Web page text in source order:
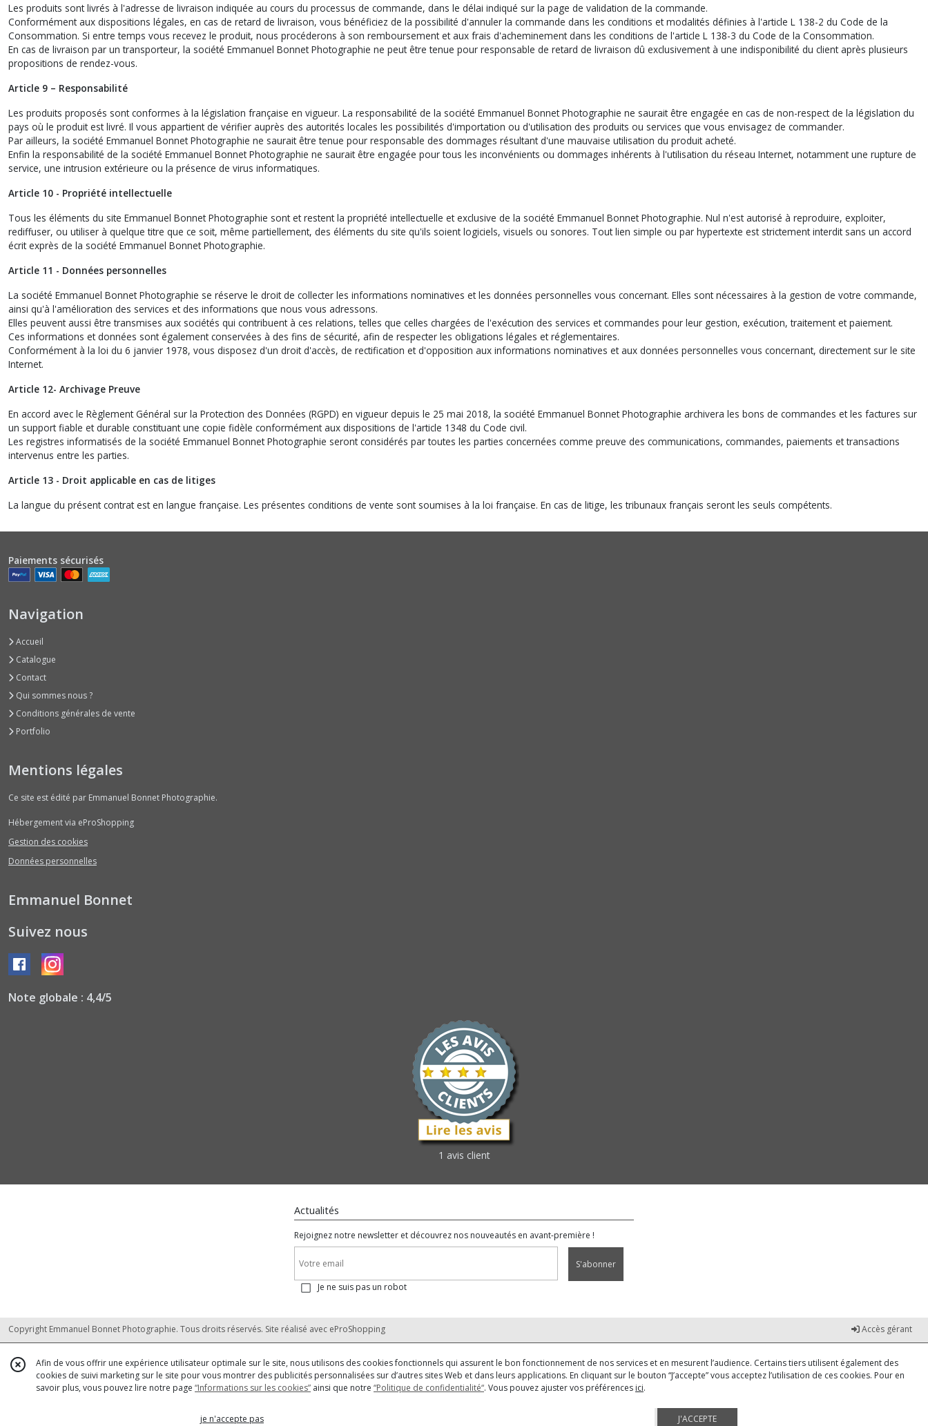
Les produits sont livrés à l'adresse de livraison indiquée au cours du processus de commande, dans le délai indiqué sur la page de validation de la commande.
Conformément aux dispositions légales, en cas de retard de livraison, vous bénéficiez de la possibilité d'annuler la commande dans les conditions et modalités définies à l'article L 138-2 du Code de la
Consommation. Si entre temps vous recevez le produit, nous procéderons à son remboursement et aux frais d'acheminement dans les conditions de l'article L 138-3 du Code de la Consommation.
En cas de livraison par un transporteur, la société Emmanuel Bonnet Photographie ne peut être tenue pour responsable de retard de livraison dû exclusivement à une indisponibilité du client après plusieurs
propositions de rendez-vous.
Article 9 – Responsabilité
Les produits proposés sont conformes à la législation française en vigueur. La responsabilité de la société Emmanuel Bonnet Photographie ne saurait être engagée en cas de non-respect de la législation du
pays où le produit est livré. Il vous appartient de vérifier auprès des autorités locales les possibilités d'importation ou d'utilisation des produits ou services que vous envisagez de commander.
Par ailleurs, la société Emmanuel Bonnet Photographie ne saurait être tenue pour responsable des dommages résultant d'une mauvaise utilisation du produit acheté.
Enfin la responsabilité de la société Emmanuel Bonnet Photographie ne saurait être engagée pour tous les inconvénients ou dommages inhérents à l'utilisation du réseau Internet, notamment une rupture de
service, une intrusion extérieure ou la présence de virus informatiques.
Article 10 - Propriété intellectuelle
Tous les éléments du site Emmanuel Bonnet Photographie sont et restent la propriété intellectuelle et exclusive de la société Emmanuel Bonnet Photographie. Nul n'est autorisé à reproduire, exploiter,
rediffuser, ou utiliser à quelque titre que ce soit, même partiellement, des éléments du site qu'ils soient logiciels, visuels ou sonores. Tout lien simple ou par hypertexte est strictement interdit sans un accord
écrit exprès de la société Emmanuel Bonnet Photographie.
Article 11 - Données personnelles
La société Emmanuel Bonnet Photographie se réserve le droit de collecter les informations nominatives et les données personnelles vous concernant. Elles sont nécessaires à la gestion de votre commande,
ainsi qu'à l'amélioration des services et des informations que nous vous adressons.
Elles peuvent aussi être transmises aux sociétés qui contribuent à ces relations, telles que celles chargées de l'exécution des services et commandes pour leur gestion, exécution, traitement et paiement.
Ces informations et données sont également conservées à des fins de sécurité, afin de respecter les obligations légales et réglementaires.
Conformément à la loi du 6 janvier 1978, vous disposez d'un droit d'accès, de rectification et d'opposition aux informations nominatives et aux données personnelles vous concernant, directement sur le site
Internet.
Article 12- Archivage Preuve
En accord avec le Règlement Général sur la Protection des Données (RGPD) en vigueur depuis le 25 mai 2018, la société Emmanuel Bonnet Photographie archivera les bons de commandes et les factures sur
un support fiable et durable constituant une copie fidèle conformément aux dispositions de l'article 1348 du Code civil.
Les registres informatisés de la société Emmanuel Bonnet Photographie seront considérés par toutes les parties concernées comme preuve des communications, commandes, paiements et transactions
intervenus entre les parties.
Article 13 - Droit applicable en cas de litiges
La langue du présent contrat est en langue française. Les présentes conditions de vente sont soumises à la loi française. En cas de litige, les tribunaux français seront les seuls compétents.
Paiements sécurisés
Navigation
Accueil
Catalogue
Contact
Qui sommes nous ?
Conditions générales de vente
Portfolio
Mentions légales
Ce site est édité par Emmanuel Bonnet Photographie.
Hébergement via eProShopping
Gestion des cookies
Données personnelles
Emmanuel Bonnet
Suivez nous
Note globale : 4,4/5
1 avis client
Actualités
Rejoignez notre newsletter et découvrez nos nouveautés en avant-première !
S'abonner
Je ne suis pas un robot
Copyright Emmanuel Bonnet Photographie. Tous droits réservés. Site réalisé avec eProShopping Accès gérant
Afin de vous offrir une expérience utilisateur optimale sur le site, nous utilisons des cookies fonctionnels qui assurent le bon fonctionnement de nos services et en mesurent l’audience. Certains tiers utilisent également des
cookies de suivi marketing sur le site pour vous montrer des publicités personnalisées sur d’autres sites Web et dans leurs applications. En cliquant sur le bouton “J’accepte” vous acceptez l’utilisation de ces cookies. Pour en
savoir plus, vous pouvez lire notre page “Informations sur les cookies” ainsi que notre “Politique de confidentialité“. Vous pouvez ajuster vos préférences ici.
je n'accepte pas J'ACCEPTE